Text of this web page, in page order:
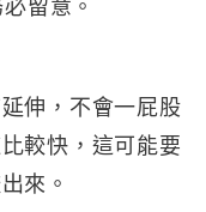
留意。
伸，不會一屁股
較快，這可能要
來。